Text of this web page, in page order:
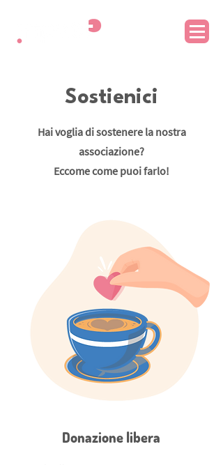
Sostienici
Hai voglia di sostenere la nostra
associazione?
Eccome come puoi farlo!
Donazione libera